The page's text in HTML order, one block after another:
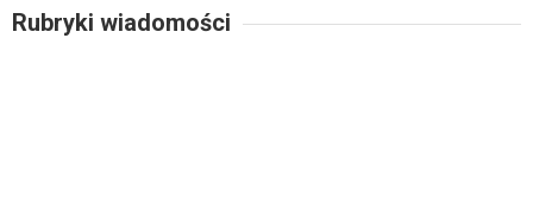
Rubryki wiadomości